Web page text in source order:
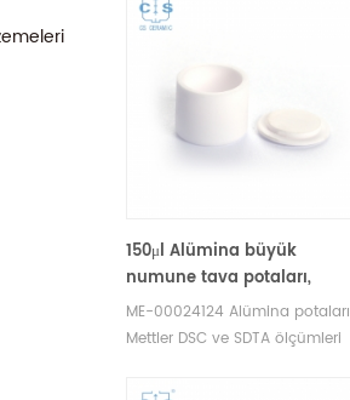
150μl Alümina büyük
numune tava potaları,
Mettler Toledo için kapaklı
ME-00024124
ME-00024124 Alümina potaları
Mettler DSC ve SDTA ölçümleri
kapları . Mettler Toledo potaları